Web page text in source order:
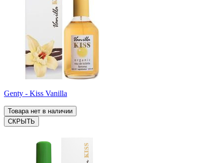
Genty - Kiss Vanilla
Товара нет в наличии
СКРЫТЬ